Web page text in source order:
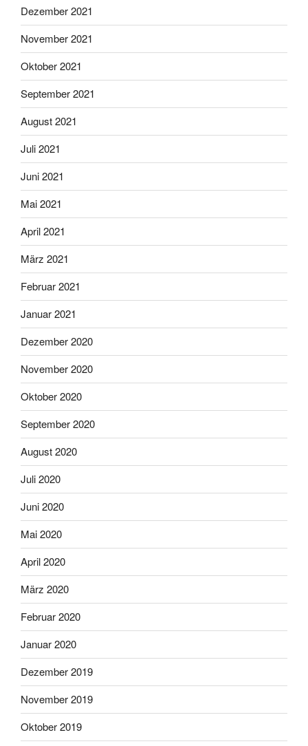
Dezember 2021
November 2021
Oktober 2021
September 2021
August 2021
Juli 2021
Juni 2021
Mai 2021
April 2021
März 2021
Februar 2021
Januar 2021
Dezember 2020
November 2020
Oktober 2020
September 2020
August 2020
Juli 2020
Juni 2020
Mai 2020
April 2020
März 2020
Februar 2020
Januar 2020
Dezember 2019
November 2019
Oktober 2019